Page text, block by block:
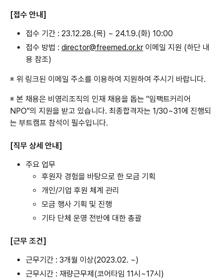
[접수 안내]
접수 기간 : 23.12.28.(목) ~ 24.1.9.(화) 10:00
접수 방법 : director@freemed.or.kr 이메일 지원 (하단 내
용 참조)
※ 위 링크된 이메일 주소를 이용하여 지원하여 주시기 바랍니다.
※ 본 채용은 비영리조직의 인재 채용을 돕는 "임팩트커리어
NPO"의 지원을 받고 있습니다. 최종합격자는 1/30~31에 진행되
는 부트캠프 참석이 필수입니다.
[직무 상세 안내]
주요 업무
후원자 경험을 바탕으로 한 모금 기획
개인/기업 후원 체계 관리
모금 행사 기획 및 진행
기타 단체 운영 전반에 대한 총괄
[근무 조건]
근무기간 : 3개월 이상(2023.02. ~)
근무시간 : 재량근무제(코어타임 11시~17시)